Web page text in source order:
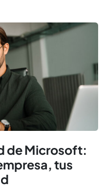
de Microsoft:
tus